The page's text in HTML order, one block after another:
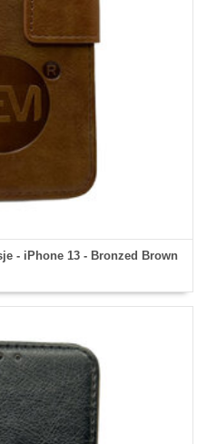
- iPhone 13 - Bronzed Brown